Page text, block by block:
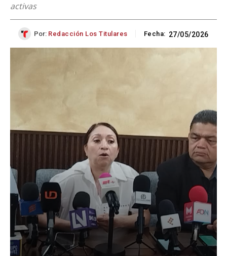
activas
Por: Redacción Los Titulares Fecha: 27/05/2026